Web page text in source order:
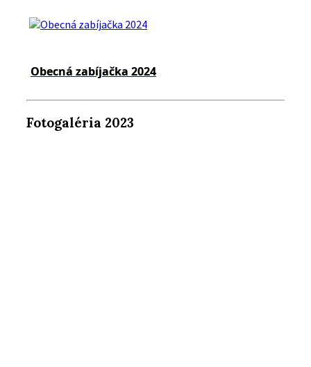
Obecná zabíjačka 2024
Fotogaléria 2023